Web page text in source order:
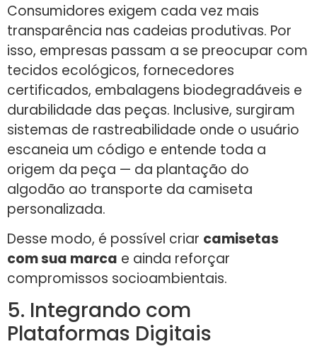
Consumidores exigem cada vez mais
transparência nas cadeias produtivas. Por
isso, empresas passam a se preocupar com
tecidos ecológicos, fornecedores
certificados, embalagens biodegradáveis e
durabilidade das peças. Inclusive, surgiram
sistemas de rastreabilidade onde o usuário
escaneia um código e entende toda a
origem da peça — da plantação do
algodão ao transporte da camiseta
personalizada.
Desse modo, é possível criar camisetas
com sua marca e ainda reforçar
compromissos socioambientais.
5. Integrando com
Plataformas Digitais